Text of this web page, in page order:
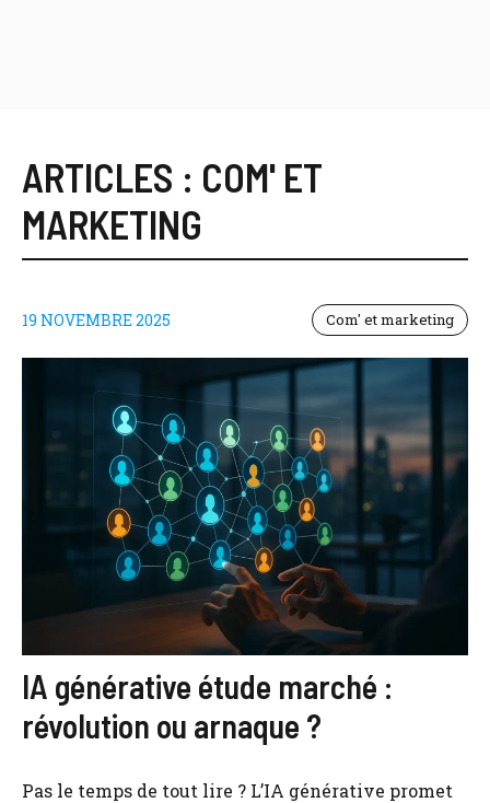
ARTICLES : COM' ET
MARKETING
19 NOVEMBRE 2025 Com' et marketing
IA générative étude marché :
révolution ou arnaque ?
Pas le temps de tout lire ? L’IA générative promet